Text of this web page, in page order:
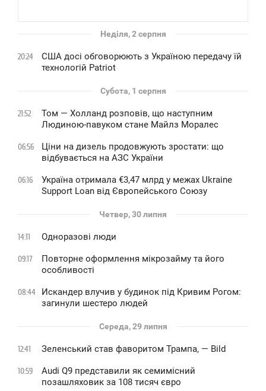
Неділя, 2 серпня
20:24
США досі обговорюють з Україною передачу їй
технологій Patriot
Субота, 1 серпня
21:52
Том — Холланд розповів, що наступним
Людиною-павуком стане Майлз Моралес
06:56
Ціни на дизель продовжують зростати: що
відбувається на АЗС України
06:16
Україна отримала €3,47 млрд у межах Ukraine
Support Loan від Європейського Союзу
Четвер, 30 липня
14:11 Одноразові люди
09:17
Повторне оформлення мікрозайму та його
особливості
08:44
Искандер влучив у будинок під Кривим Рогом:
загинули шестеро людей
Середа, 29 липня
12:41 Зеленський став фаворитом Трампа, — Bild
10:59
Audi Q9 представили як семимісний
позашляховик за 108 тисяч євро